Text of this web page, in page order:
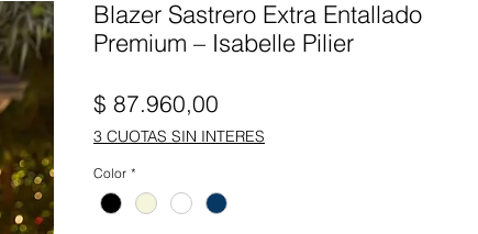
Blazer Sastrero Extra Entallado
Premium – Isabelle Pilier
$ 87.960,00
3 CUOTAS SIN INTERES
Color *